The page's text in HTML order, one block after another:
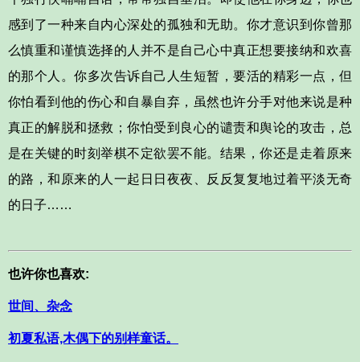
感到了一种来自内心深处的孤独和无助。你才意识到你曾那
么慎重和谨慎选择的人并不是自己心中真正想要接纳和欢喜
的那个人。你多次告诉自己人生短暂，要活的精彩一点，但
你怕看到他的伤心和自暴自弃，虽然也许分手对他来说是种
真正的解脱和拯救；你怕受到良心的谴责和舆论的攻击，总
是在关键的时刻举棋不定欲罢不能。结果，你还是走着原来
的路，和原来的人一起日日夜夜、反反复复地过着平淡无奇
的日子……
也许你也喜欢:
世间、杂念
初夏私语,木偶下的别样童话。